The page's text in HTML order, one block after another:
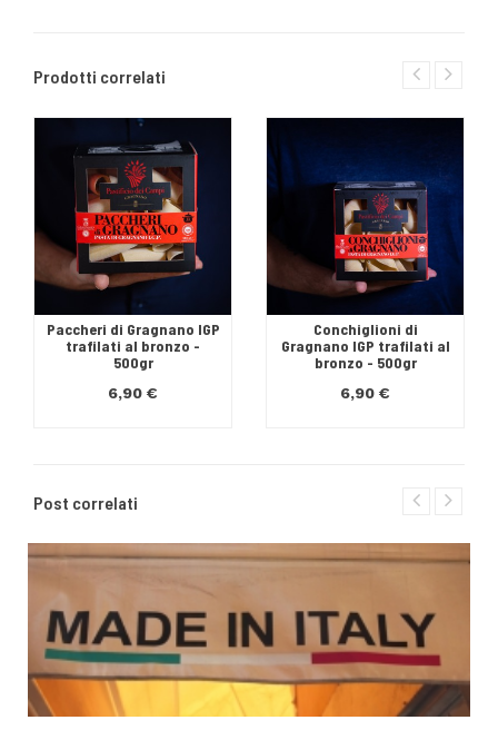
Prodotti correlati
Paccheri di Gragnano IGP
trafilati al bronzo -
500gr
6,90 €
Conchiglioni di
Gragnano IGP trafilati al
bronzo - 500gr
6,90 €
Post correlati